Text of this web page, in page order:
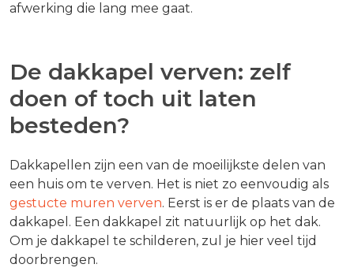
afwerking die lang mee gaat.
De dakkapel verven: zelf
doen of toch uit laten
besteden?
Dakkapellen zijn een van de moeilijkste delen van
een huis om te verven. Het is niet zo eenvoudig als
gestucte muren verven. Eerst is er de plaats van de
dakkapel. Een dakkapel zit natuurlijk op het dak.
Om je dakkapel te schilderen, zul je hier veel tijd
doorbrengen.